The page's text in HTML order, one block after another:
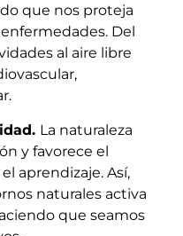
que nos proteja
Del
al aire libre
La naturaleza
y favorece el
aprendizaje. Así,
naturales activa
que seamos